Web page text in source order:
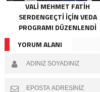
VALI MEHMET FATIH
SERDENGEÇTI İÇIN VEDA
PROGRAMI DÜZENLENDI
YORUM ALANI